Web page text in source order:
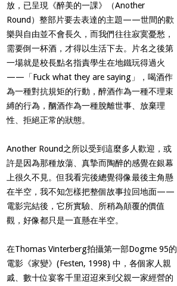
放，已呈現《醉美的一課》（Another
Round）整部片要去表達的主題——世間的歡
樂與自由並不會長久，而我們往往寂寞憂愁，
需要倒一杯酒，才得以生活下去。片名之後第
一場就是校長點名指責學生在地鐵玩得過火
——「Fuck what they are saying」，喝酒作
為一種對抗規矩的行動，醉酒作為一種不理束
縛的行為，酗酒作為一種脫離世事、放棄理
性、拒絕正常的狀態。
Another Round之所以受到這麼多人歡迎，或
許是因為那種放蕩、真摯而陶醉的感覺在銀幕
上很久不見。但我看完後總覺得像最後主角懸
在半空，我不知怎樣把整個故事拉回地面——
電影完結後，它所實驗、所稍為顛覆的價值
觀，好像都只是一直懸在半空。
在Thomas Vinterberg拍攝第一部Dogme 95的
電影《家變》(Festen, 1998) 中，各個家人親
戚、數十位宴客千里迢迢來到父親一家經營的